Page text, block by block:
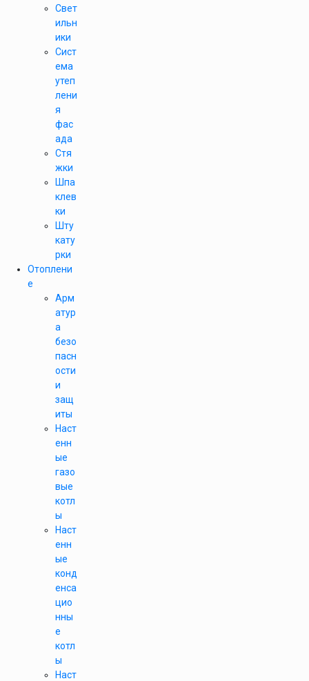
Свет
ильн
ики
Сист
ема
утеп
лени
я
фас
ада
Стя
жки
Шпа
клев
ки
Шту
кату
рки
Отоплени
е
Арм
атур
а
безо
пасн
ости
и
защ
иты
Наст
енн
ые
газо
вые
котл
ы
Наст
енн
ые
конд
енса
цио
нны
е
котл
ы
Наст